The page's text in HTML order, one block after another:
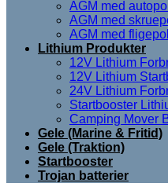
AGM med
AGM med
AGM med
Lithium Produkter
12V Lithium
12V Lithium
24V Lithium
Startbooster
Camping Mover
Gele (Marine & Fritid)
Gele (Traktion)
Startbooster
Trojan batterier